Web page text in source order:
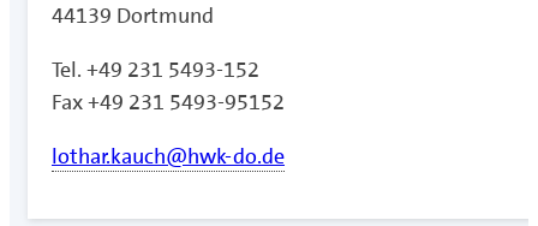
44139 Dortmund
Tel. +49 231 5493-152
Fax +49 231 5493-95152
lothar.kauch@hwk-do.de